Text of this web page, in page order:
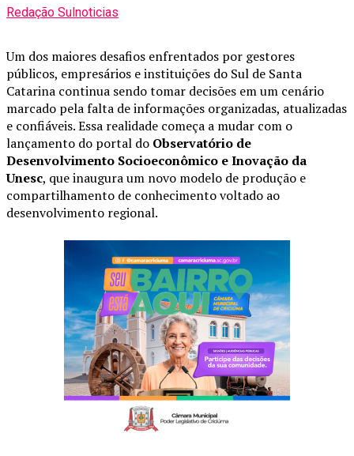
Redação Sulnoticias
Um dos maiores desafios enfrentados por gestores
públicos, empresários e instituições do Sul de Santa
Catarina continua sendo tomar decisões em um cenário
marcado pela falta de informações organizadas, atualizadas
e confiáveis. Essa realidade começa a mudar com o
lançamento do portal do Observatório de
Desenvolvimento Socioeconômico e Inovação da
Unesc, que inaugura um novo modelo de produção e
compartilhamento de conhecimento voltado ao
desenvolvimento regional.